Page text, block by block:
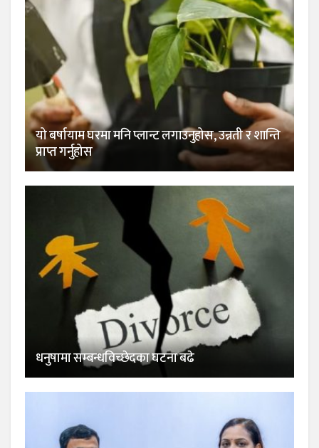
यो बर्षायाम घरमा मनि प्लान्ट लगाउनुहोस, उन्नती र शान्ति
प्राप्त गर्नुहोस
धनुषामा सम्बन्धविच्छेदका घटना बढे